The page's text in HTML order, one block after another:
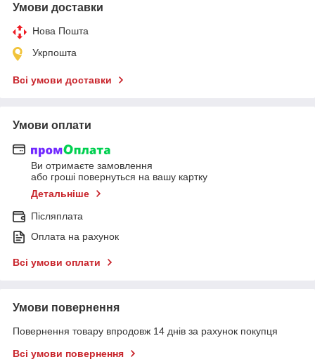
Умови доставки
Нова Пошта
Укрпошта
Всі умови доставки
Умови оплати
Ви отримаєте замовлення
або гроші повернуться на вашу картку
Детальніше
Післяплата
Оплата на рахунок
Всі умови оплати
Умови повернення
Повернення товару впродовж 14 днів за рахунок покупця
Всі умови повернення